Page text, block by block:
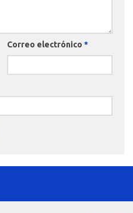
Correo electrónico *